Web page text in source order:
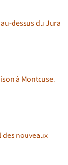
dessus du Jura
à Montcusel
des nouveaux